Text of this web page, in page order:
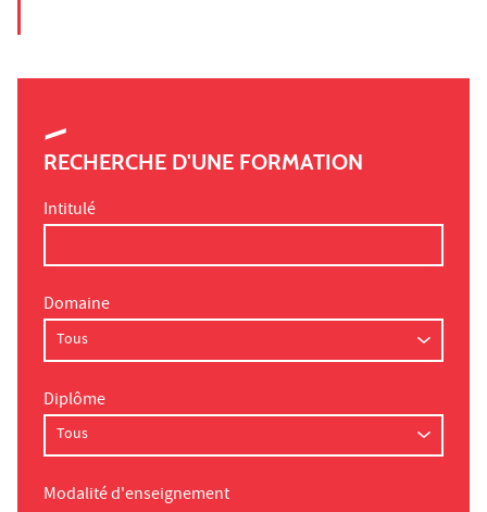
RECHERCHE D'UNE FORMATION
Intitulé
Domaine
Diplôme
Modalité d'enseignement